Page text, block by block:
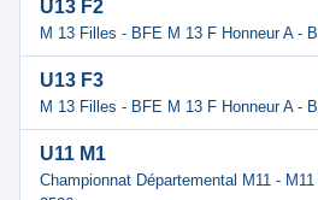
U13 F2
M 13 Filles - BFE M 13 F Honneur A -
U13 F3
M 13 Filles - BFE M 13 F Honneur A -
U11 M1
Championnat Départemental M11 -